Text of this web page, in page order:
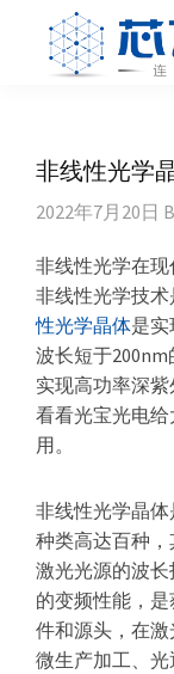
primary
primary
晶
体，
非
性
晶
体，
调
Q
晶
体，
光
器
非线性光学
2022年7月20日
非线性光学在现
非线性光学技术
性光学晶体是
波长短于
实现高功率深
看看光宝光电
用。
非线性光学晶体
种类高达百种，
激光光源的波
的变频性能，
件和源头，在
微生产加工、